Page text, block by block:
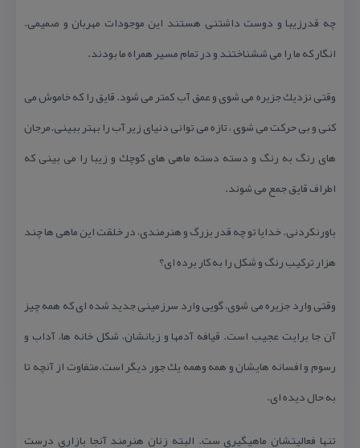
چه قدرزیبا و دوست داشتنی هستند این موجودات مهربان و صمیمی.
انگار كه ما را می ششناختند و در تمام مسیر همراه ما بودند.
وقتی نزدیك جزیره می شوی و عمق آب كمتر می شود. قایق را كه خاموش می
كنی و بی حركت می شوی ، تازه می توانی دنیای زیر آب را بهتر ببینی.مرجان
های رنگ به رنگ و دسته دسته ماهی های كوچك و زیبا را می بینی كه
اطراف قایق جمع می شوند.
باورنكردنی. خدایا تو چه قدر بزرگ و هنرمندی، در خلقت این ماهی ها چند
هزار تركیب رنگ و شكل را به كار برده ای؟
وقتی وارد جزیره می شوی، گویی وارد سرزمینی جدید شده ای كه همه چیز
آن جا برایت عجیب است. قیافه آدمها و زبانشان، شكل خانه ها، آداب و
رسوم و افسانه هایشان و همه وهمه یك جور دیگر است.متفاوت از آنچه تا
به حال دیده ای.
تنها فعالیتشان ماهیگیری ست. البته زنان هنرمند آنجا بازاری درست